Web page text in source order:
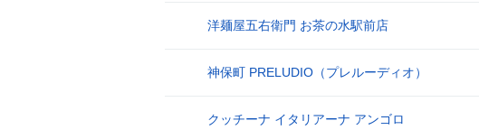
洋麺屋五右衛門 お茶の水駅前店
神保町 PRELUDIO（プレルーディオ）
クッチーナ イタリアーナ アンゴロ